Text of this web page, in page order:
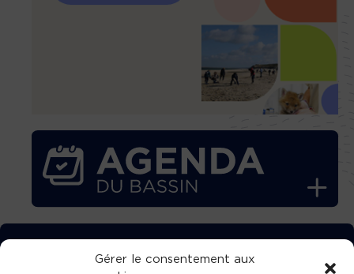
Gérer le consentement aux
TÉLÉCHARGEZ GRATUITEMENT